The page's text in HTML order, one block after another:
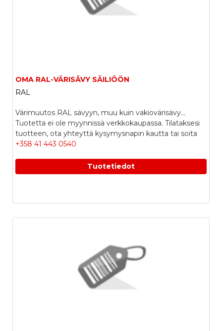
OMA RAL-VÄRISÄVY SÄILIÖÖN
RAL
Värimuutos RAL sävyyn, muu kuin vakiovärisävy...
Tuotetta ei ole myynnissä verkkokaupassa. Tilataksesi
tuotteen, ota yhteyttä kysymysnapin kautta tai soita
+358 41 443 0540
Tuotetiedot